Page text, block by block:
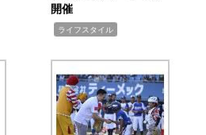
開催
ライフスタイル